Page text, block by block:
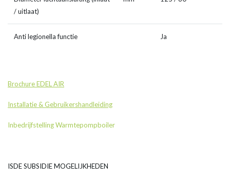
/ uitlaat)
Anti legionella functie Ja
Brochure EDEL AIR
Installatie & Gebruikershandleiding
Inbedrijfstelling Warmtepompboiler
ISDE SUBSIDIE MOGELIJKHEDEN